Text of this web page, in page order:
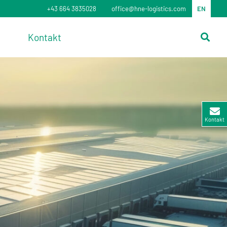
+43 664 3835028 office@hne-logistics.com EN
Kontakt
Kontakt